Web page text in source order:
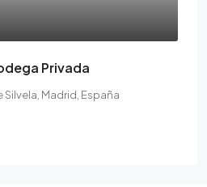
Privada
Silvela, Madrid, España